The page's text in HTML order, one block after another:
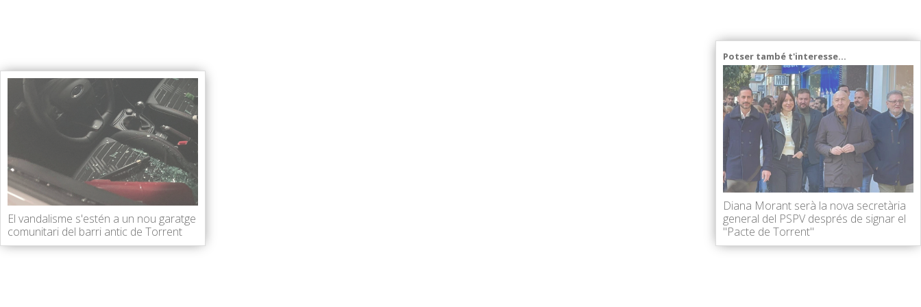
El vandalisme s'estén a un nou garatge
comunitari del barri antic de Torrent
Potser també t'interesse...
Diana Morant serà la nova secretària
general del PSPV després de signar el
"Pacte de Torrent"